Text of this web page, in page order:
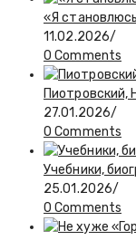
«Я
11.02.2026/
0 Comments
Пиотровский,
27.01.2026/
0 Comments
Учебники,
25.01.2026/
0 Comments